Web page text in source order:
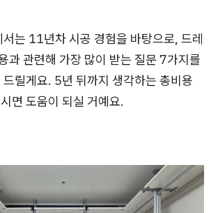
는 11년차 시공 경험을 바탕으로, 드레
과 관련해 가장 많이 받는 질문 7가지를
릴게요. 5년 뒤까지 생각하는 총비용
면 도움이 되실 거예요.